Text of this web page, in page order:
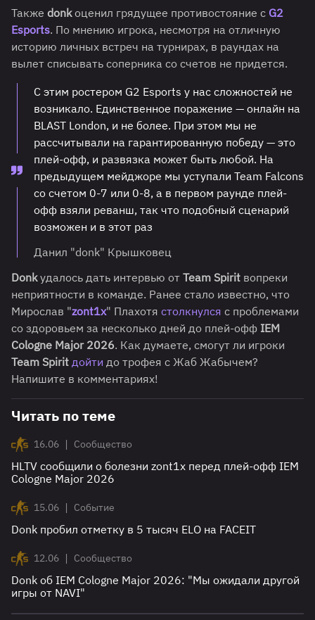
Также donkоценил грядущее противостояние с G2
Esports. По мнению игрока, несмотря на отличную
историю личных встреч на турнирах, в раундах на
вылет списывать соперника со счетов не придется.
С этим ростером G2 Esports у нас сложностей не
возникало. Единственное поражение — онлайн на
BLAST London, и не более. При этом мы не
рассчитывали на гарантированную победу — это
плей-офф, и развязка может быть любой. На
предыдущем мейджоре мы уступали Team Falcons
со счетом 0-7 или 0-8, а в первом раунде плей-
офф взяли реванш, так что подобный сценарий
возможен и в этот раз
Данил "donk" Крышковец
Donkудалось дать интервью от Team Spirit вопреки
неприятности в команде. Ранее стало известно, что
Мирослав "zont1x" Плахотя столкнулся с проблемами
со здоровьем за несколько дней до плей-офф IEM
Cologne Major 2026. Как думаете, смогут ли игроки
Team Spirit дойти до трофея с Жаб Жабычем?
Напишите в комментариях!
Читать по теме
16.06 | Сообщество
HLTV сообщили о болезни zont1x перед плей-офф IEM
Cologne Major 2026
15.06 | Событие
Donk пробил отметку в 5 тысяч ELO на FACEIT
12.06 | Сообщество
Donk об IEM Cologne Major 2026: "Мы ожидали другой
игры от NAVI"